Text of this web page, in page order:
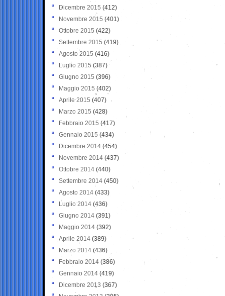
Dicembre 2015 (412)
Novembre 2015 (401)
Ottobre 2015 (422)
Settembre 2015 (419)
Agosto 2015 (416)
Luglio 2015 (387)
Giugno 2015 (396)
Maggio 2015 (402)
Aprile 2015 (407)
Marzo 2015 (428)
Febbraio 2015 (417)
Gennaio 2015 (434)
Dicembre 2014 (454)
Novembre 2014 (437)
Ottobre 2014 (440)
Settembre 2014 (450)
Agosto 2014 (433)
Luglio 2014 (436)
Giugno 2014 (391)
Maggio 2014 (392)
Aprile 2014 (389)
Marzo 2014 (436)
Febbraio 2014 (386)
Gennaio 2014 (419)
Dicembre 2013 (367)